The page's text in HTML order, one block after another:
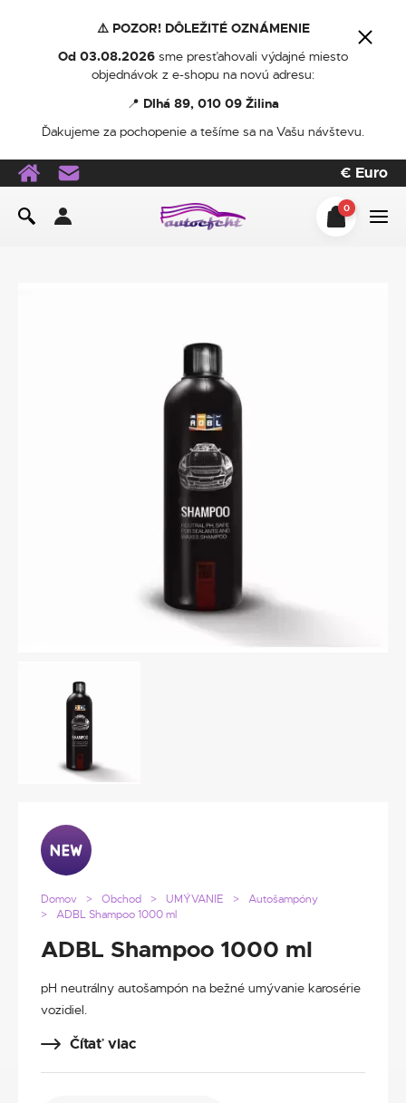
⚠️ POZOR! DÔLEŽITÉ OZNÁMENIE
Od 03.08.2026 sme presťahovali výdajné miesto
objednávok z e-shopu na novú adresu:
📍 Dlhá 89, 010 09 Žilina
Ďakujeme za pochopenie a tešíme sa na Vašu návštevu.
€ Euro
0
Domov Obchod UMÝVANIE
Autošampóny
ADBL Shampoo 1000 ml
ADBL Shampoo 1000 ml
pH neutrálny autošampón na bežné umývanie karosérie
vozidiel.
Čítať viac